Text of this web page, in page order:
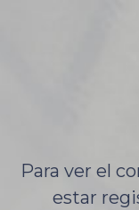
Para ver el
estar